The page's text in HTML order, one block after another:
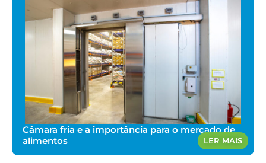
Câmara fria e a importância para o mercado de
alimentos
LER MAIS